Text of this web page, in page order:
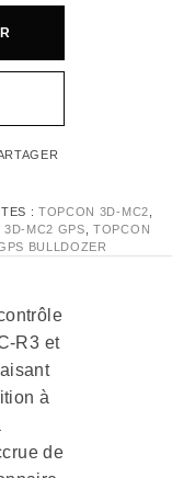
: TOPCON 3D-MC2
3D-MC2 GPS ,TOPCON
BULLDOZER
R3 et
à
de